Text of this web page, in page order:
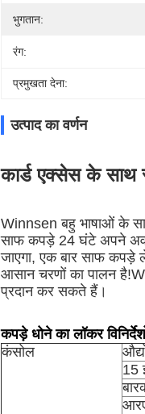
भुगतान:
रंग:
प्रमुखता देना:
उत्पाद का वर्णन
कार्ड एक्सेस के साथ
Winnsenबहु भाषाओं के
साफ कपड़े 24 घंटे अपने
जाएगा, एक बार साफ कपड़े
आसान चरणों का पालन
प्रदान कर सकते हैं।
कपड़े धोने का लॉकर
कंसोल
15